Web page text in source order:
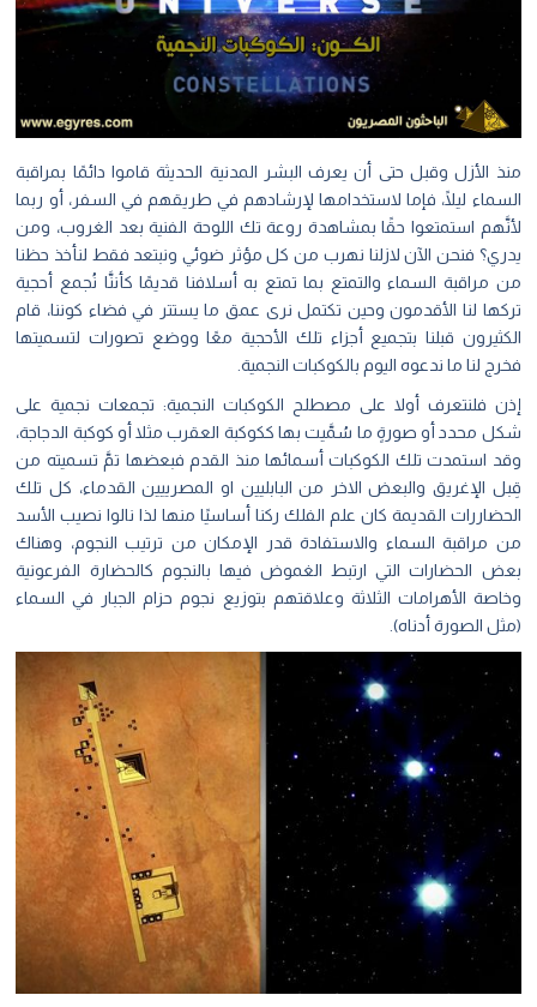
منذ الأزل وقبل حتى أن يعرف البشر المدنية الحديثة قاموا دائمًا بمراقبة
السماء ليلًا، فإما لاستخدامها لإرشادهم في طريقهم في السفر، أو ربما
لأنَّهم استمتعوا حقًا بمشاهدة روعة تك اللوحة الفنية بعد الغروب، ومن
يدري؟ فنحن الآن لازلنا نهرب من كل مؤثر ضوئي ونبتعد فقط لنأخذ حظنا
من مراقبة السماء والتمتع بما تمتع به أسلافنا قديمًا كأننَّا نُجمع أحجية
تركها لنا الأقدمون وحين تكتمل نرى عمق ما يستتر في فضاء كوننا، قام
الكثيرون قبلنا بتجميع أجزاء تلك الأحجية معًا ووضع تصورات لتسميتها
فخرج لنا ما ندعوه اليوم بالكوكبات النجمية.
إذن فلنتعرف أولا على مصطلح الكوكبات النجمية: تجمعات نجمية على
شكل محدد أو صورةٍ ما سُمَّيت بها ككوكبة العقرب مثلا أو كوكبة الدجاجة،
وقد استمدت تلك الكوكبات أسمائها منذ القدم فبعضها تمَّ تسميته من
قِبل الإغريق والبعض الاخر من البابليين او المصرييين القدماء، كل تلك
الحضاررات القديمة كان علم الفلك ركنا أساسيًا منها لذا نالوا نصيب الأسد
من مراقبة السماء والاستفادة قدر الإمكان من ترتيب النجوم، وهناك
بعض الحضارات التي ارتبط الغموض فيها بالنجوم كالحضارة الفرعونية
وخاصة الأهرامات الثلاثة وعلاقتهم بتوزيع نجوم حزام الجبار في السماء
(مثل الصورة أدناه).